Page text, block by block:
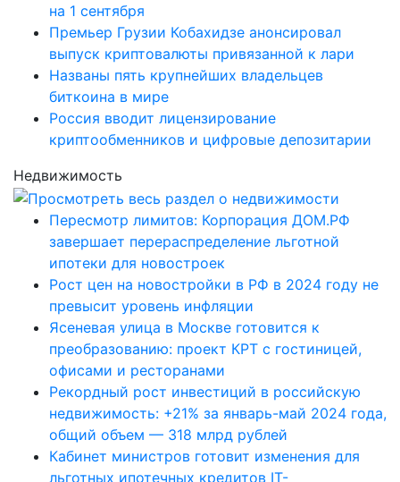
на 1 сентября
Премьер Грузии Кобахидзе анонсировал
выпуск криптовалюты привязанной к лари
Названы пять крупнейших владельцев
биткоина в мире
Россия вводит лицензирование
криптообменников и цифровые депозитарии
Недвижимость
Пересмотр лимитов: Корпорация ДОМ.РФ
завершает перераспределение льготной
ипотеки для новостроек
Рост цен на новостройки в РФ в 2024 году не
превысит уровень инфляции
Ясеневая улица в Москве готовится к
преобразованию: проект КРТ с гостиницей,
офисами и ресторанами
Рекордный рост инвестиций в российскую
недвижимость: +21% за январь-май 2024 года,
общий объем — 318 млрд рублей
Кабинет министров готовит изменения для
льготных ипотечных кредитов IT-